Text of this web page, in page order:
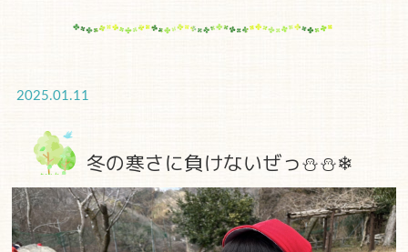
2025.01.11
冬の寒さに負けないぜっ⛄⛄❄